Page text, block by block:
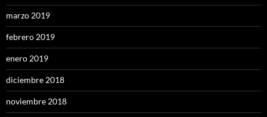
marzo 2019
febrero 2019
enero 2019
diciembre 2018
noviembre 2018